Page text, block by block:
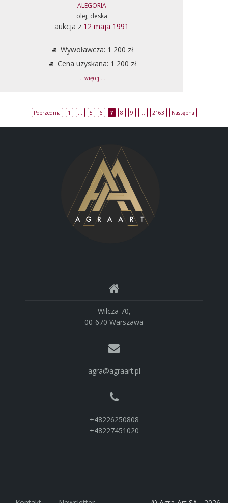
ALEGORIA
olej, deska
aukcja z 12 maja 1991
Wywoławcza: 1 200 zł
Cena uzyskana: 1 200 zł
... więcej ...
Poprzednia 1 5 6 7 8 9 2163 Następna
Wilcza 70,
00-670 Warszawa
agra@agraart.pl
+48226250808
+48227451020